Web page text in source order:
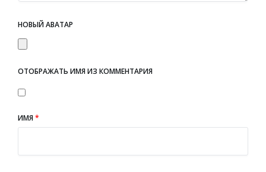
НОВЫЙ АВАТАР
ОТОБРАЖАТЬ ИМЯ ИЗ КОММЕНТАРИЯ
ИМЯ*